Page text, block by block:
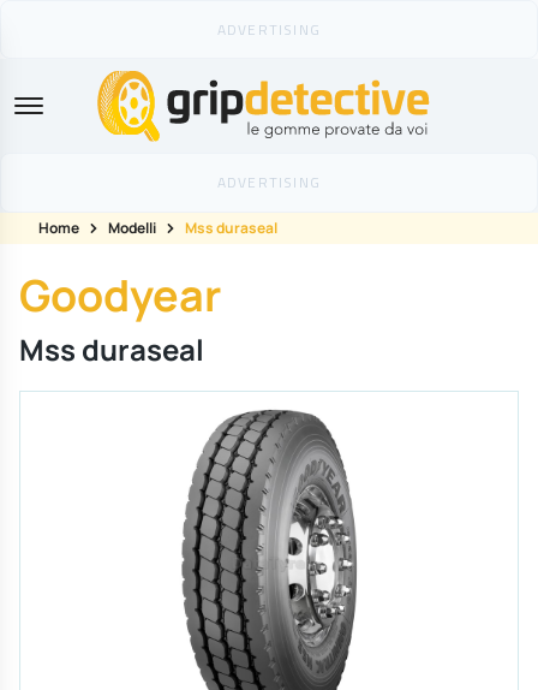
GripDetective
Home Modelli Mss duraseal
Goodyear
Mss duraseal